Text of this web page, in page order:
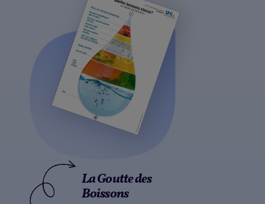
La Goutte des
Boissons